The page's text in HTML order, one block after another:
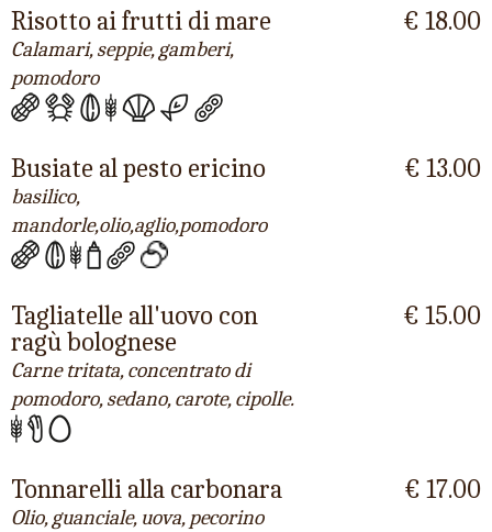
Risotto ai frutti di mare
Calamari, seppie, gamberi,
pomodoro
€ 18.00
Busiate al pesto ericino
basilico,
mandorle,olio,aglio,pomodoro
€ 13.00
Tagliatelle all'uovo con
ragù bolognese
Carne tritata, concentrato di
pomodoro, sedano, carote, cipolle.
€ 15.00
Tonnarelli alla carbonara
Olio, guanciale, uova, pecorino
€ 17.00